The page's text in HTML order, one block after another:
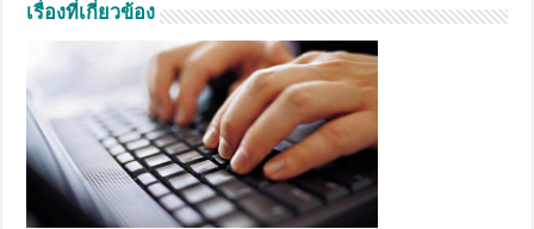
เรื่องที่เกี่ยวข้อง